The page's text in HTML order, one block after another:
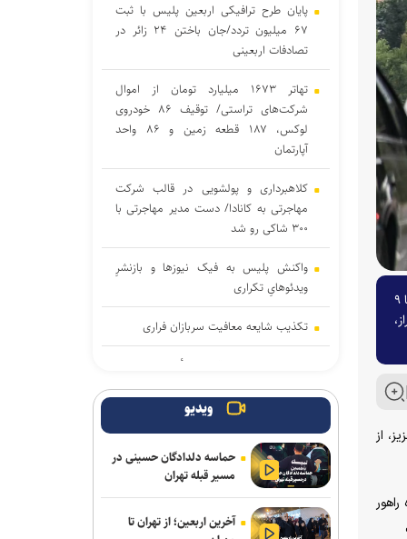
رئیس پلیس راه فراجا از اعمال محدودیت‌ها و ممنوعیت‌های ترافیکی ویژه تعطیلات عید قربان در محورهای پرتردد کشور خبر داد و گفت: از ۵ تا ۹
از
پایان طرح ترافیکی اربعین پلیس با ثبت
۶۷ میلیون تردد/جان باختن ۲۴ زائر در
تصادفات اربعینی
تهاتر ۱۶۷۳ میلیارد تومان از اموال
شرکت‌های تراستی/ توقیف ۸۶ خودروی
لوکس، ۱۸۷ قطعه زمین و ۸۶ واحد
آپارتمان
کلاهبرداری و پولشویی در قالب شرکت
مهاجرتی به کانادا/ دست مدیر مهاجرتی با
۳۰۰ شاکی رو شد
واکنش پلیس به فیک نیوزها و بازنشرِ
ویدئوهایِ تکراری
تکذیب شایعه معافیت سربازان فراری
سامانه تخصصی قوانین تأمین اجتماعی
راه‌اندازی شد
مختلف خدمت‌رسانی کرد
آثار مخرب مصرف الکل و سیگار در بروز
بیماری‌ها
ویدیو
حماسه دلدادگان حسینی در
مسیر قبله تهران
آخرین اربعین؛ از تهران تا